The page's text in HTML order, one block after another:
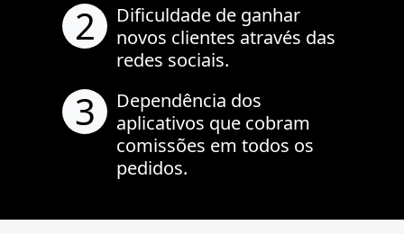
2
Dificuldade de ganhar
novos clientes através das
redes sociais.
3
Dependência dos
aplicativos que cobram
comissões em todos os
pedidos.